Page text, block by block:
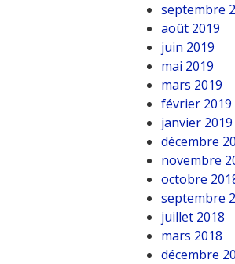
septembre
août 2019
juin 2019
mai 2019
mars 2019
février 2019
janvier 2019
décembre
novembre
octobre
septembre
juillet 2018
mars 2018
décembre